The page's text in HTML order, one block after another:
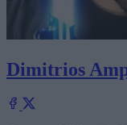
Dimitrios